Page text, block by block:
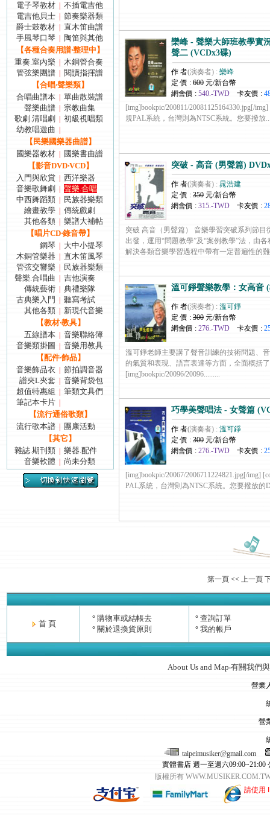
電子琴教材
不插電吉他
電吉他貝士
節奏樂器類
爵士鼓教材
直木笛曲譜
手風琴口琴
陶笛與其他
【各種合奏用譜‧整理中】
重奏.室內樂
木銅管合奏
管弦樂團譜
閱讀指揮譜
【合唱‧聲樂類】
合唱曲譜本
單曲散裝譜
聲樂曲譜
宗教曲集
歌劇.清唱劇
初級視唱類
幼教唱遊曲
【民樂國樂器曲譜】
國樂器教材
國樂書曲譜
【影音DVD‧VCD】
入門與欣賞
西洋樂器
音樂歌舞劇
聲樂.合唱
中西舞蹈類
民族器樂類
繪畫教學
傳統戲劇
其他各類
樂譜大補帖
【唱片CD‧錄音帶】
鋼琴
大中小提琴
木銅管樂器
直木笛風琴
管弦交響樂
民族器樂類
聲樂.合唱曲
吉他演奏
傳統藝術
典禮樂隊
古典樂入門
聽寫考試
其他各類
新現代音樂
【教材‧教具】
五線譜本
音樂聯絡簿
音樂類掛圖
音樂用教具
【配件‧飾品】
音樂飾品衣
節拍調音器
譜夾L夾套
音樂背袋包
超值特惠組
筆類文具們
筆記本卡片
【流行通俗歌類】
流行歌本譜
團康活動
【其它】
雜誌.期刊類
樂器.配件
音樂軟體
尚未分類
欒峰 - 聲樂大師班教學實
聲二 (VCDx3碟)
作 者(演奏者) : 欒峰
定 價 : 600 元/新台幣
網會價 : 540.-TWD 卡友價 :
[img]bookpic/200811/20081125164330.jpg[/
規PAL系統，台灣則為NTSC系統。您要撥放
突破 - 高音 (男聲篇)
作 者(演奏者) : 晁浩建
定 價 : 350 元/新台幣
網會價 : 315.-TWD 卡友價 :
突破 高音（男聲篇） 音樂學習突破系列節目
出發，運用“問題教學”及“案例教學”法，由
解決各類音樂學習過程中帶有一定普遍性的
溫可錚聲樂教學：女高音
作 者(演奏者) : 溫可錚
定 價 : 300 元/新台幣
網會價 : 276.-TWD 卡友價 :
溫可錚老師主要講了聲音訓練的技術問題、
的氣質和表現、語言表達等方面，全面概
[img]bookpic/20096/20096.........
巧學美聲唱法 - 女聲篇
作 者(演奏者) : 溫可錚
定 價 : 300 元/新台幣
網會價 : 276.-TWD 卡友價 :
[img]bookpic/20067/2006711224821.jpg[/img]
PAL系統，台灣則為NTSC系統。您要撥放的
第一頁<< 上一頁
首 頁
° 購物車或結帳去
° 關於退換貨原則
° 查詢訂單
° 我的帳戶
About Us and Map‧有關我們
營業
營
taipeimusiker@gmail.com
實體書店 週一至週六09:00~21:00
版權所有
請使用